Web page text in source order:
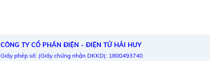
CÔNG TY CỔ PHẦN ĐIỆN - ĐIỆN TỬ HẢI HUY
Giấy phép số: (Giấy chứng nhận DKKD): 1800493740